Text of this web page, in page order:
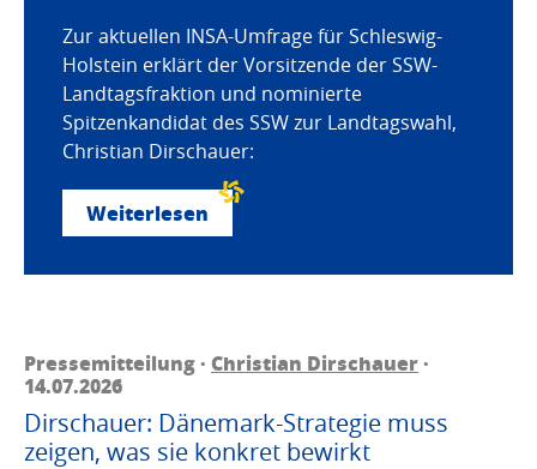
Zur aktuellen INSA-Umfrage für Schleswig-
Holstein erklärt der Vorsitzende der SSW-
Landtagsfraktion und nominierte
Spitzenkandidat des SSW zur Landtagswahl,
Christian Dirschauer:
Weiterlesen
Pressemitteilung · Christian Dirschauer·
14.07.2026
Dirschauer: Dänemark-Strategie muss
zeigen, was sie konkret bewirkt